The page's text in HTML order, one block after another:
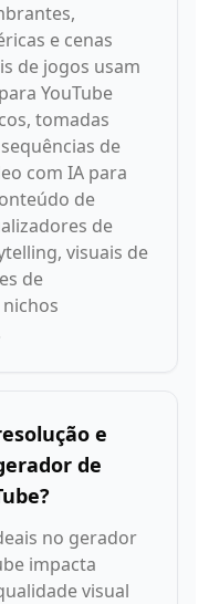
e cenas
de jogos usam
YouTube
tomadas
de
com IA para
de
de
visuais de
de
e
de
no gerador
impacta
visual